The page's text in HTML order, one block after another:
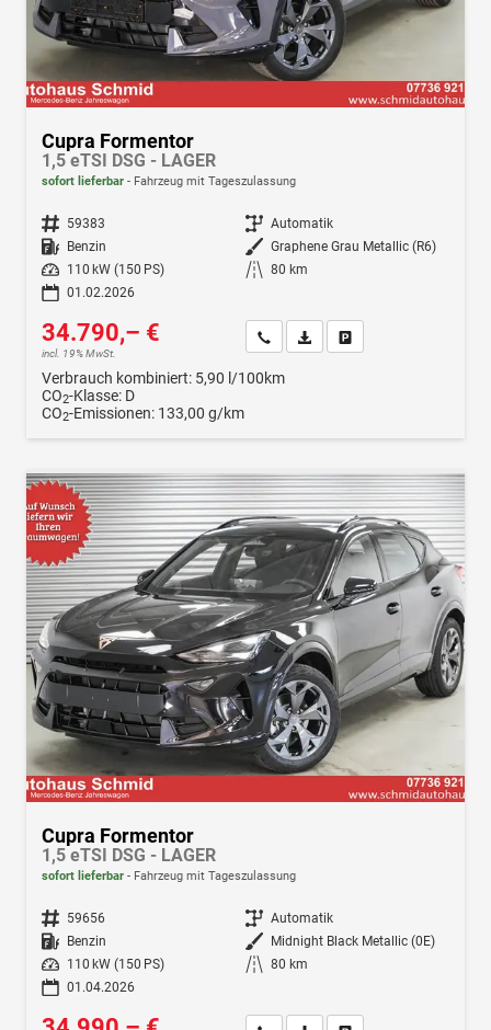
Cupra Formentor
1,5 eTSI DSG - LAGER
sofort lieferbar Fahrzeug mit Tageszulassung
Fahrzeugnr. 59383 Getriebe Automatik
Kraftstoff Benzin Außenfarbe Graphene Grau Metallic (R6)
Leistung
110 kW (150 PS) Kilometerstand 80 km
01.02.2026
34.790,– €
incl. 19% MwSt.
Wir rufen Sie anFahrzeugexposé (PDF)
Verbrauch kombiniert: 5,90 l/100km
CO2-Klasse: D
CO2-Emissionen: 133,00 g/km
Cupra Formentor
1,5 eTSI DSG - LAGER
sofort lieferbar Fahrzeug mit Tageszulassung
Fahrzeugnr. 59656 Getriebe Automatik
Kraftstoff Benzin Außenfarbe Midnight Black Metallic (0E)
Leistung
110 kW (150 PS) Kilometerstand 80 km
01.04.2026